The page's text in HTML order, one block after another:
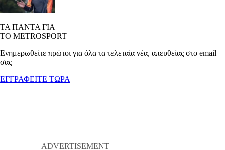
ΤΑ ΠΑΝΤΑ ΓΙΑ
ΤΟ METROSPORT
Ενημερωθείτε πρώτοι για όλα τα τελεταία νέα, απευθείας στο email
σας
ΕΓΓΡΑΦΕΙΤΕ ΤΩΡΑ